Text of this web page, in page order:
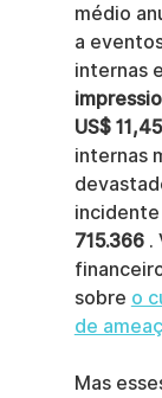
médio
a
internas
US$
internas
715.366 .
sobre o
de
Mas